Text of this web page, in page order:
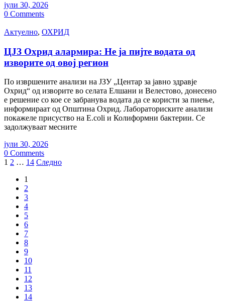
јули 30, 2026
0 Comments
Актуелно, ОХРИД
ЦЈЗ Охрид алармира: Не ја пијте водата од
изворите од овој регион
По извршените анализи на ЈЗУ „Центар за јавно здравје
Охрид“ од изворите во селата Елшани и Велестово, донесено
е решение со кое се забранува водата да се користи за пиење,
информираат од Општина Охрид. Лабораториските анализи
покажеле присуство на Е.coli и Колиформни бактерии. Се
задолжуваат месните
јули 30, 2026
0 Comments
Posts
pagination
1 2 … 14 Следно
1
2
3
4
5
6
7
8
9
10
11
12
13
14